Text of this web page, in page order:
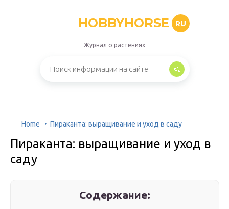
HOBBYHORSE RU
Журнал о растениях
Home Пираканта: выращивание и уход в саду
Пираканта: выращивание и уход в
саду
Содержание: